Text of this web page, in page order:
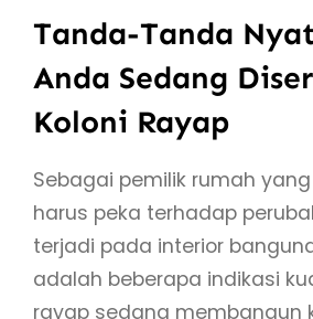
Tanda-Tanda
Anda Sedang
Koloni Rayap
Sebagai pemilik rumah
harus peka terhadap
terjadi pada interior
adalah beberapa indikasi
rayap sedang membangun